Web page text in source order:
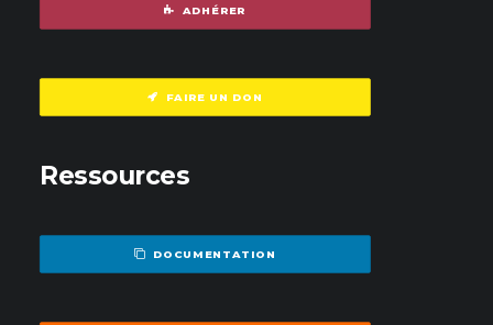
ADHÉRER
FAIRE UN DON
Ressources
DOCUMENTATION